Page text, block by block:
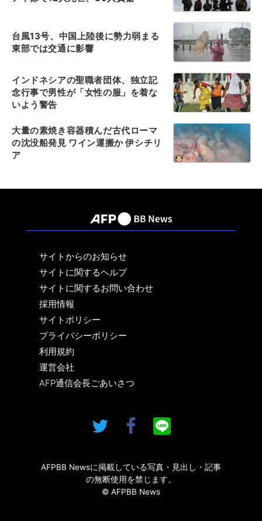
台風13号、中国上陸後に勢力弱まる
東部では交通に影響
インドネシアの聖職者団体、独立記
念行事で男性が「女性の服」を着な
いよう警告
大量の素焼き容器積んだ古代ローマ
の沈没船発見 ワイン運搬か 伊シチリ
ア
サイトからのお知らせ
サイトに関するヘルプ
サイトに関するお問い合わせ
採用情報
サイトポリシー
プライバシーポリシー
利用規約
運営会社
AFP通信会長ごあいさつ
AFPBB Newsに掲載している写真・見出し・記事
の無断使用を禁じます。
© AFPBB News